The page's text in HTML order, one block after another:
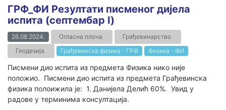
ГРФ_ФИ Резултати писменог дијела
испита (септембар I)
26.08.2024. Огласна плоча
Грађевинарство
Геодезија
Грађевинска физика - ГРФ Физика - ФИ
Писмени дио испита из предмета Физика нико није
положио. Писмени дио испита из предмета Грађевинска
физика полоижила је: 1. Данијела Делић 60%. Увид у
радове у терминима консултација.